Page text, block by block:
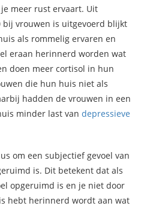
meer rust ervaart. Uit
bij vrouwen is uitgevoerd blijkt
als rommelig ervaren en
eraan herinnerd worden wat
doen meer cortisol in hun
die hun huis niet als
hadden de vrouwen in een
minder last van depressieve
om een subjectief gevoel van
is. Dit betekent dat als
opgeruimd is en je niet door
hebt herinnerd wordt aan wat